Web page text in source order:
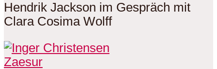
Hendrik Jackson im Gespräch mit
Clara Cosima Wolff
Zaesur